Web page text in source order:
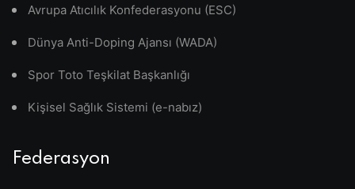
Avrupa Atıcılık Konfederasyonu (ESC)
Dünya Anti-Doping Ajansı (WADA)
Spor Toto Teşkilat Başkanlığı
Kişisel Sağlık Sistemi (e-nabız)
Federasyon